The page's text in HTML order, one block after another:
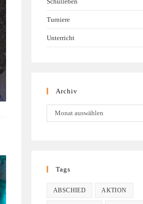
Turniere
Unterricht
Archiv
Monat auswählen
Tags
ABSCHIED AKTION